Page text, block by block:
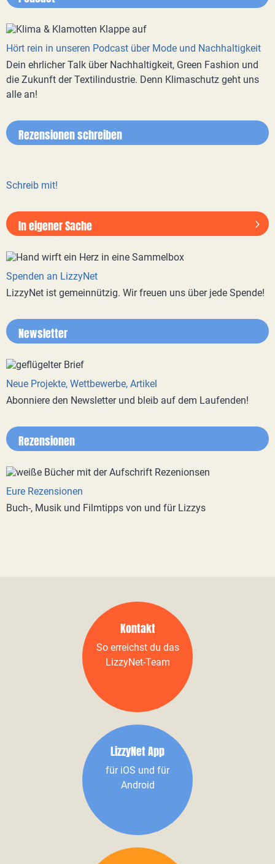
Hört rein in unseren Podcast über Mode und Nachhaltigkeit
Dein ehrlicher Talk über Nachhaltigkeit, Green Fashion und
die Zukunft der Textilindustrie. Denn Klimaschutz geht uns
alle an!
Rezensionen schreiben
Schreib mit!
In eigener Sache
Spenden an LizzyNet
LizzyNet ist gemeinnützig. Wir freuen uns über jede Spende!
Newsletter
Neue Projekte, Wettbewerbe, Artikel
Abonniere den Newsletter und bleib auf dem Laufenden!
Rezensionen
Eure Rezensionen
Buch-, Musik und Filmtipps von und für Lizzys
Kontakt
So erreichst du das
LizzyNet-Team
LizzyNet App
für iOS und für
Android